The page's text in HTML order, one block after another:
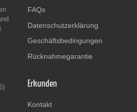
FAQs
Datenschutzerklärung
Geschäftsbedingungen
Rücknahmegarantie
Erkunden
Kontakt